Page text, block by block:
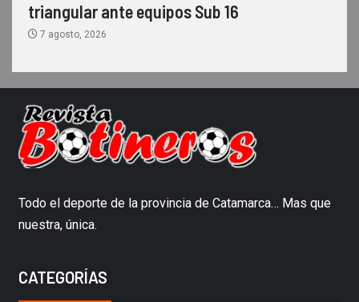
triangular ante equipos Sub 16
7 agosto, 2026
Todo el deporte de la provincia de Catamarca… Mas que
nuestra, única.
CATEGORÍAS